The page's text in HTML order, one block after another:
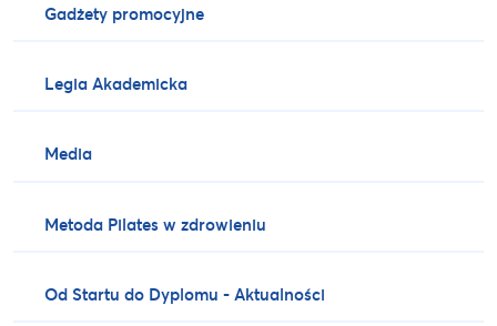
Gadżety promocyjne
Legia Akademicka
Media
Metoda Pilates w zdrowieniu
Od Startu do Dyplomu - Aktualności